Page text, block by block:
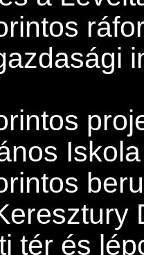
tér és